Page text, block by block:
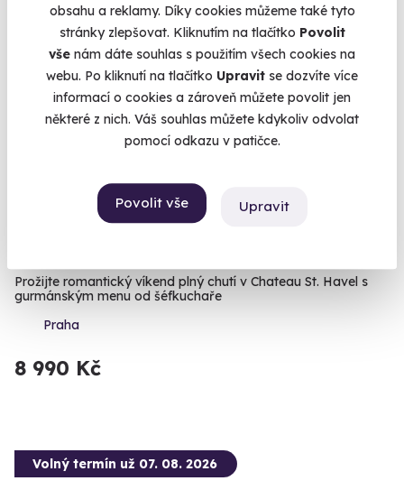
obsahu a reklamy. Díky cookies můžeme také tyto
stránky zlepšovat. Kliknutím na tlačítko Povolit
vše nám dáte souhlas s použitím všech cookies na
webu. Po kliknutí na tlačítko Upravit se dozvíte více
informací o cookies a zároveň můžete povolit jen
některé z nich. Váš souhlas můžete kdykoliv odvolat
pomocí odkazu v patičce.
Povolit vše Upravit
Prožijte romantický víkend plný chutí v Chateau St. Havel s
gurmánským menu od šéfkuchaře
Praha
8 990 Kč
Volný termín už 07. 08. 2026